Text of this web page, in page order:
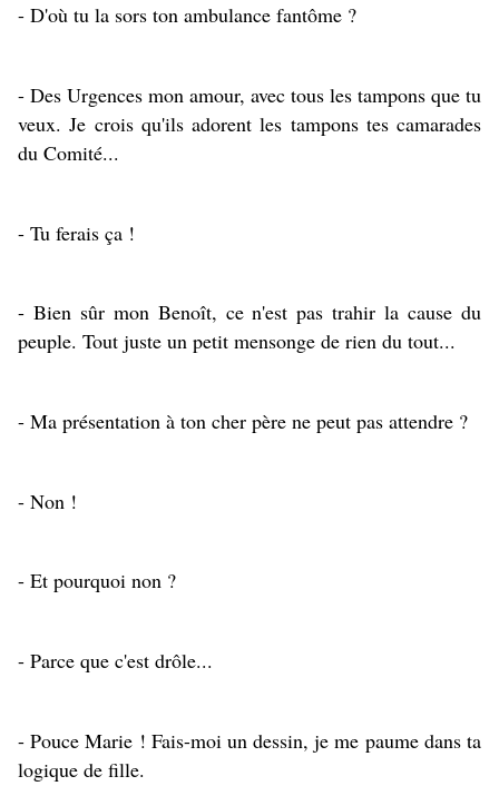
- D'où tu la sors ton ambulance fantôme ?
- Des Urgences mon amour, avec tous les tampons que tu
veux. Je crois qu'ils adorent les tampons tes camarades
du Comité...
- Tu ferais ça !
- Bien sûr mon Benoît, ce n'est pas trahir la cause du
peuple. Tout juste un petit mensonge de rien du tout...
- Ma présentation à ton cher père ne peut pas attendre ?
- Non !
- Et pourquoi non ?
- Parce que c'est drôle...
- Pouce Marie ! Fais-moi un dessin, je me paume dans ta
logique de fille.